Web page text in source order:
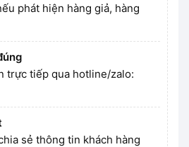
phát hiện hàng giả, hàng
trực tiếp qua hotline/zalo:
sẻ thông tin khách hàng